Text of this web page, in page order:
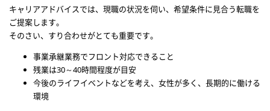
キャリアアドバイスでは、現職の状況を伺い、希望条件に見合う転職を
ご提案します。
そのさい、すり合わせがとても重要です。
事業承継業務でフロント対応できること
残業は30～40時間程度が目安
今後のライフイベントなどを考え、女性が多く、長期的に働ける
環境